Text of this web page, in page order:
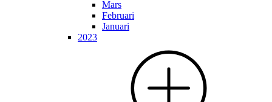
Mars
Februari
Januari
2023